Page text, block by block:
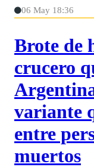
06 May 18:36
Brote de
crucero
variante
entre
muertos